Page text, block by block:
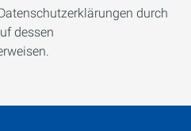
durch
dessen